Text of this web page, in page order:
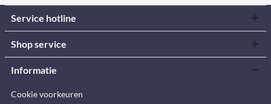
Service hotline
Shop service
Informatie
Cookie voorkeuren